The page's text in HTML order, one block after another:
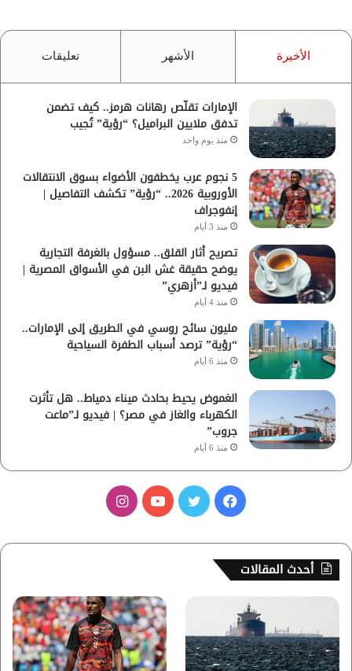
الأخيرة الأشهر تعليقات
الإمارات تقلّص رهانات هرمز.. كيف تضمن
تدفق ملايين البراميل؟ “رؤية” تُجيب
منذ يوم واحد
5 نجوم عرب يخطفون الأضواء بسوق الانتقالات
الأوروبية 2026.. “رؤية” تكشف التفاصيل |
إنفوجراف
منذ 3 أيام
تصريح أثار القلق.. مسؤول بالغرفة التجارية
يوضح حقيقة غش البن في الأسواق المصرية |
فيديو لـ”أزهري”
منذ 4 أيام
مليون سائح روسي في الطريق إلى الإمارات..
“رؤية” ترصد أسباب الطفرة السياحية
منذ 6 أيام
الغموض يحيط بحادث ميناء دمياط.. هل تأثرت
الكهرباء والغاز في مصر؟ | فيديو لـ”ماعت
جروب”
منذ 6 أيام
س
ب
ك
ي
و
ب
ت
ق
ر
أحدث المقالات